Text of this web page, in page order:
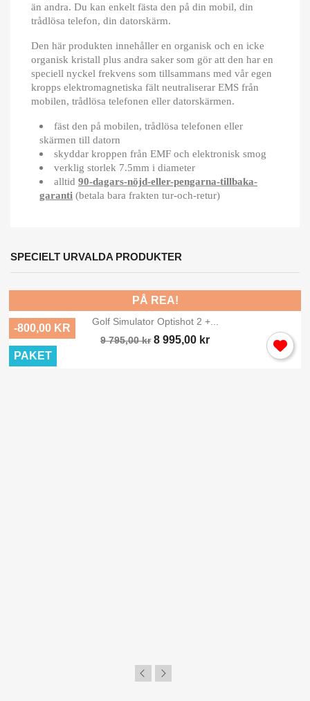
än andra. Du kan enkelt fästa den på din mobil, din
trådlösa telefon, din datorskärm.
Den här produkten innehåller en organisk och en icke
organisk kristall plus andra saker som gör att den har en
speciell nyckel frekvens som tillsammans med vår egen
kropps elektromagnetiska fält neutraliserar EMS från
mobilen, trådlösa telefonen eller datorskärmen.
fäst den på mobilen, trådlösa telefonen eller
skärmen till datorn
skyddar kroppen från EMF och elektronisk smog
verklig storlek 7.5mm i diameter
alltid 90-dagars-nöjd-eller-pengarna-tillbaka-
garanti (betala bara frakten tur-och-retur)
SPECIELT URVALDA PRODUKTER
Golf Simulator Optishot 2 +...
9 795,00 kr 8 995,00 kr
PÅ REA!
-800,00 KR
PAKET